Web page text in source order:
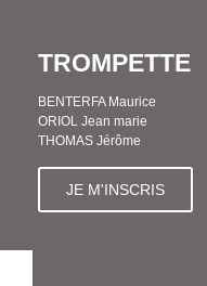
TROMPETTE
BENTERFA Maurice
ORIOL Jean marie
THOMAS Jérôme
JE M'INSCRIS